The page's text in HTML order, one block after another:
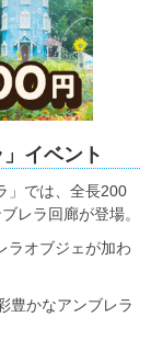
イベント
」では、全長200
レラ回廊が登場。
ラオブジェが加わ
豊かなアンブレラ